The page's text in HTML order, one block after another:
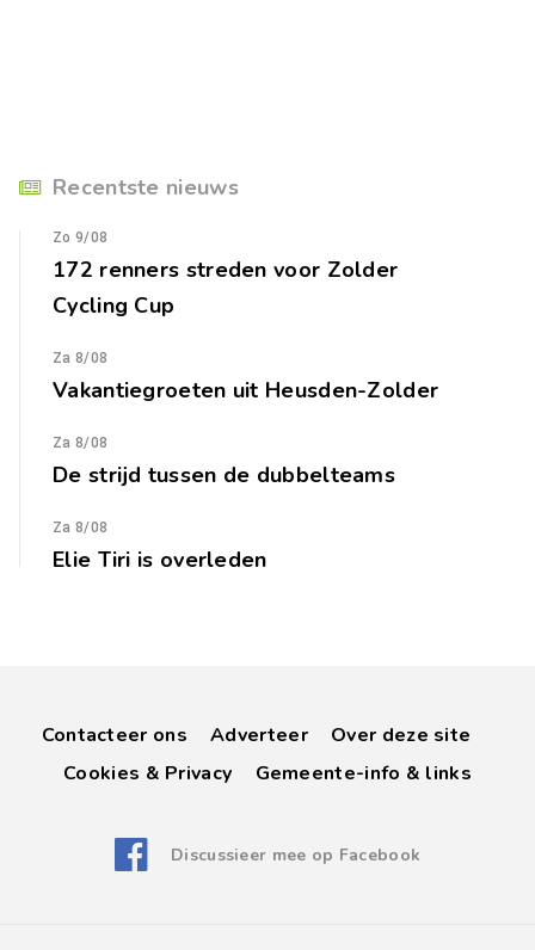
Recentste nieuws
Zo 9/08
172 renners streden voor Zolder
Cycling Cup
Za 8/08
Vakantiegroeten uit Heusden-Zolder
Za 8/08
De strijd tussen de dubbelteams
Za 8/08
Elie Tiri is overleden
Contacteer ons Adverteer
Over deze site
Cookies & Privacy
Gemeente-info & links
Discussieer mee op Facebook